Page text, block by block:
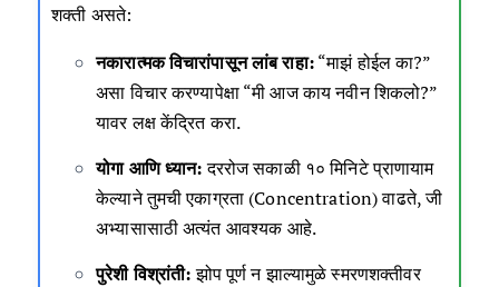
शक्ती असते:
नकारात्मक विचारांपासून लांब राहा:“माझं होईल का?”
असा विचार करण्यापेक्षा “मी आज काय नवीन शिकलो?”
यावर लक्ष केंद्रित करा.
योगा आणि ध्यान:दररोज सकाळी १० मिनिटे प्राणायाम
केल्याने तुमची एकाग्रता (Concentration) वाढते, जी
अभ्यासासाठी अत्यंत आवश्यक आहे.
पुरेशी विश्रांती:झोप पूर्ण न झाल्यामुळे स्मरणशक्तीवर